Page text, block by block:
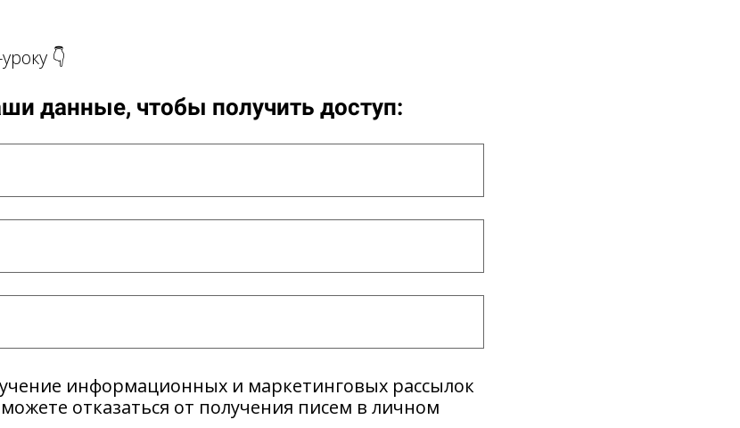
👇
данные, чтобы получить доступ:
информационных и маркетинговых рассылок
отказаться от получения писем в личном